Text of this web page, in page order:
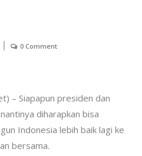
0 Comment
– Siapapun presiden dan
diharapkan bisa
Indonesia lebih baik lagi ke
bersama.